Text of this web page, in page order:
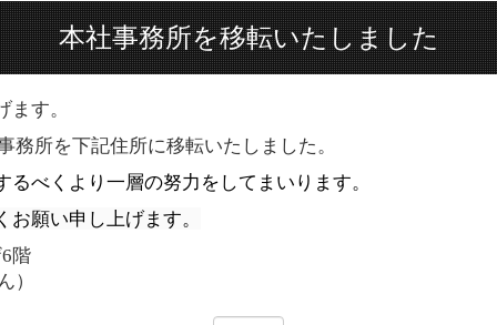
本社事務所を移転いたしました
す。
務所を下記住所に移転いたしました。
べくより一層の努力をしてまいります。
願い申し上げます。
階
）